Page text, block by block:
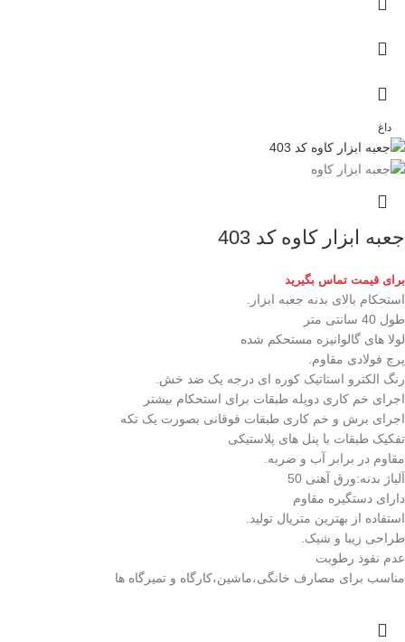
داغ
جعبه ابزار کاوه کد 403
برای قیمت تماس بگیرید
استحکام بالای بدنه جعبه ابزار.
طول 40 سانتی متر
لولا های گالوانیزه مستحکم شده
پرچ فولادی مقاوم.
رنگ الکترو استاتیک کوره ای درجه یک ضد خش.
اجرای خم کاری دوپله طبقات برای استحکام بیشتر
اجرای برش و خم کاری طبقات فوقانی بصورت یک تکه
تفکیک طبقات با پنل های پلاستیکی
مقاوم در برابر آب و ضربه.
آلیاژ بدنه:ورق آهنی 50
دارای دستگیره مقاوم
استفاده از بهترین متریال تولید.
طراحی زیبا و شیک.
عدم نفوذ رطوبت
مناسب برای مصارف خانگی،ماشین،کارگاه و تمیرگاه ها